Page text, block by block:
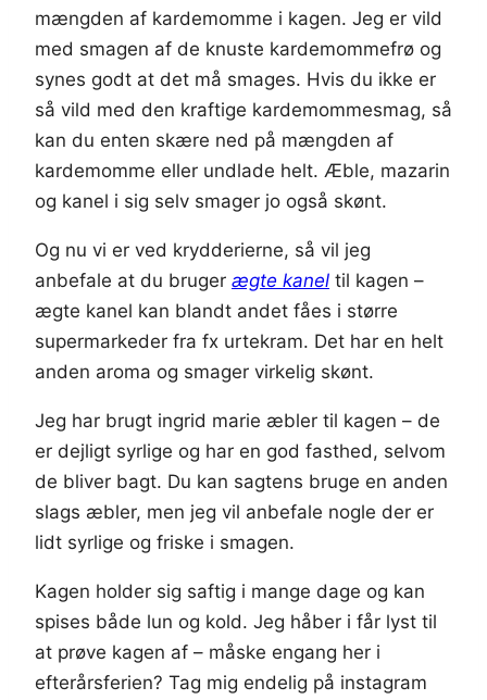
mængden af kardemomme i kagen. Jeg er vild
med smagen af de knuste kardemommefrø og
synes godt at det må smages. Hvis du ikke er
så vild med den kraftige kardemommesmag, så
kan du enten skære ned på mængden af
kardemomme eller undlade helt. Æble, mazarin
og kanel i sig selv smager jo også skønt.
Og nu vi er ved krydderierne, så vil jeg
anbefale at du bruger ægte kanel til kagen –
ægte kanel kan blandt andet fåes i større
supermarkeder fra fx urtekram. Det har en helt
anden aroma og smager virkelig skønt.
Jeg har brugt ingrid marie æbler til kagen – de
er dejligt syrlige og har en god fasthed, selvom
de bliver bagt. Du kan sagtens bruge en anden
slags æbler, men jeg vil anbefale nogle der er
lidt syrlige og friske i smagen.
Kagen holder sig saftig i mange dage og kan
spises både lun og kold. Jeg håber i får lyst til
at prøve kagen af – måske engang her i
efterårsferien? Tag mig endelig på instagram